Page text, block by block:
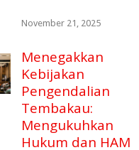
November 21, 2025
Menegakkan
Kebijakan
Pengendalian
Tembakau:
Mengukuhkan
Hukum dan HAM